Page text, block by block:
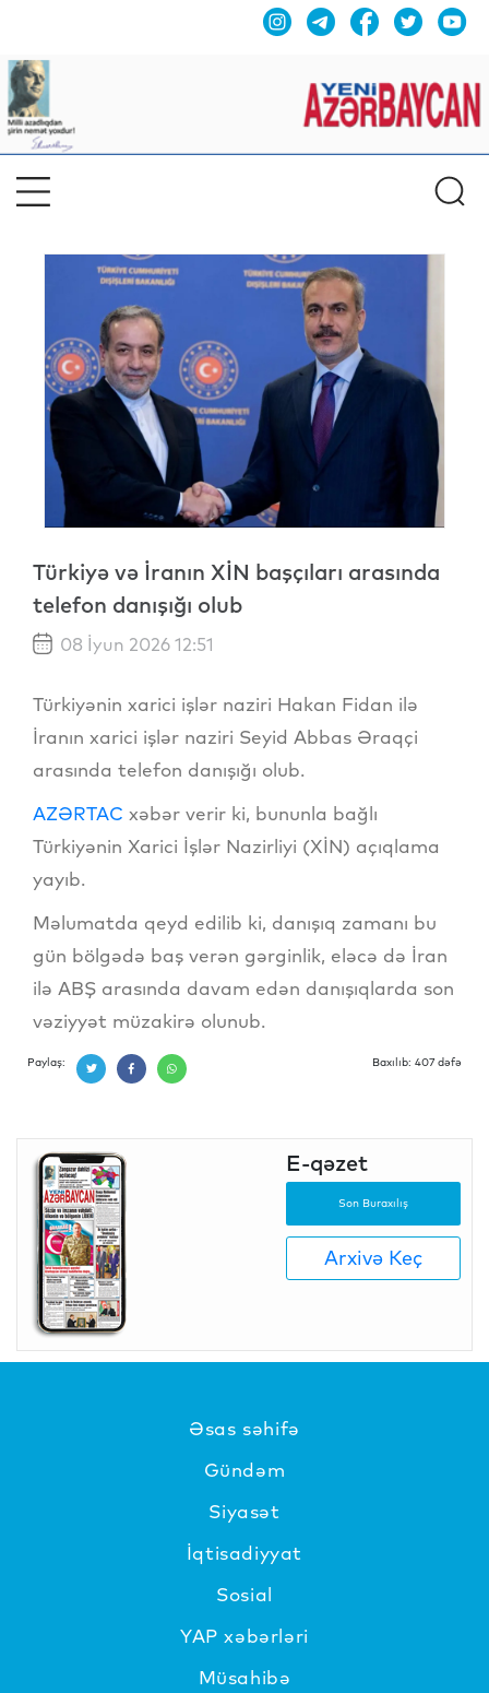
Türkiyə və İranın XİN başçıları arasında
telefon danışığı olub
08 İyun 2026 12:51
Türkiyənin xarici işlər naziri Hakan Fidan ilə
İranın xarici işlər naziri Seyid Abbas Əraqçi
arasında telefon danışığı olub.
AZƏRTAC xəbər verir ki, bununla bağlı
Türkiyənin Xarici İşlər Nazirliyi (XİN) açıqlama
yayıb.
Məlumatda qeyd edilib ki, danışıq zamanı bu
gün bölgədə baş verən gərginlik, eləcə də İran
ilə ABŞ arasında davam edən danışıqlarda son
vəziyyət müzakirə olunub.
Paylaş: Baxılıb: 407 dəfə
E-qəzet
Son Buraxılış
Arxivə Keç
Əsas səhifə
Gündəm
Siyasət
İqtisadiyyat
Sosial
YAP xəbərləri
Müsahibə